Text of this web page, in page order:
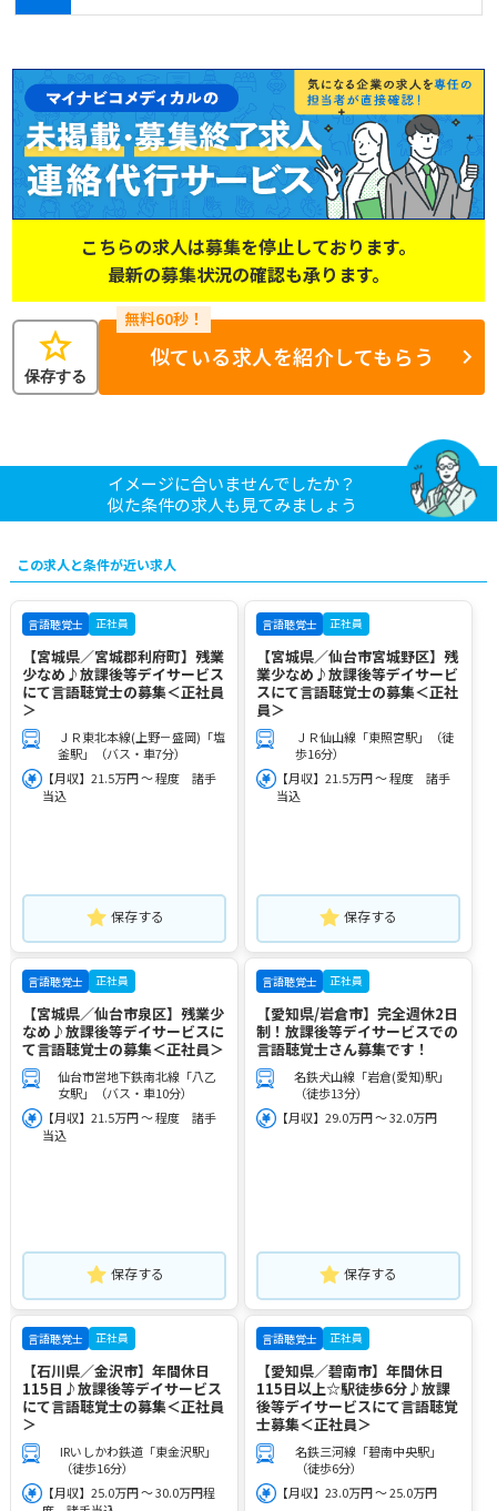
こちらの求人は募集を停止しております。
最新の募集状況の確認も承ります。
star
保存する
似ている求人を紹介してもらう
イメージに合いませんでしたか？
似た条件の求人も見てみましょう
この求人と条件が近い求人
言語聴覚士 正社員
【宮城県／宮城郡利府町】残業
少なめ♪放課後等デイサービス
にて言語聴覚士の募集＜正社員
＞
ＪＲ東北本線(上野－盛岡)「塩
釜駅」（バス・車7分）
【月収】21.5万円 ～ 程度 諸手
当込
保存する
言語聴覚士 正社員
【宮城県／仙台市宮城野区】残
業少なめ♪放課後等デイサービ
スにて言語聴覚士の募集＜正社
員＞
ＪＲ仙山線「東照宮駅」（徒
歩16分）
【月収】21.5万円 ～ 程度 諸手
当込
保存する
言語聴覚士 正社員
【宮城県／仙台市泉区】残業少
なめ♪放課後等デイサービスに
て言語聴覚士の募集＜正社員＞
仙台市営地下鉄南北線「八乙
女駅」（バス・車10分）
【月収】21.5万円 ～ 程度 諸手
当込
保存する
言語聴覚士 正社員
【愛知県/岩倉市】完全週休2日
制！放課後等デイサービスでの
言語聴覚士さん募集です！
名鉄犬山線「岩倉(愛知)駅」
（徒歩13分）
【月収】29.0万円 ～ 32.0万円
保存する
言語聴覚士 正社員
【石川県／金沢市】年間休日
115日♪放課後等デイサービス
にて言語聴覚士の募集＜正社員
＞
IRいしかわ鉄道「東金沢駅」
（徒歩16分）
【月収】25.0万円 ～ 30.0万円程
言語聴覚士 正社員
【愛知県／碧南市】年間休日
115日以上☆駅徒歩6分♪放課
後等デイサービスにて言語聴覚
士募集＜正社員＞
名鉄三河線「碧南中央駅」
（徒歩6分）
【月収】23.0万円 ～ 25.0万円